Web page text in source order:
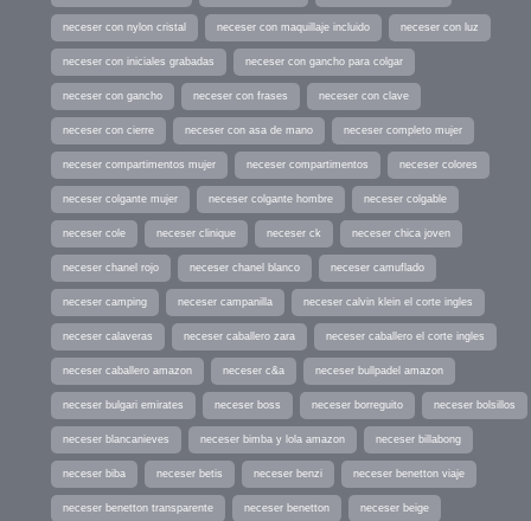
neceser con nylon cristal neceser con maquillaje incluido neceser con luz
neceser con iniciales grabadas neceser con gancho para colgar
neceser con gancho neceser con frases neceser con clave
neceser con cierre neceser con asa de mano neceser completo mujer
neceser compartimentos mujer neceser compartimentos neceser colores
neceser colgante mujer neceser colgante hombre neceser colgable
neceser cole neceser clinique neceser ck neceser chica joven
neceser chanel rojo neceser chanel blanco neceser camuflado
neceser camping neceser campanilla neceser calvin klein el corte ingles
neceser calaveras neceser caballero zara neceser caballero el corte ingles
neceser caballero amazon neceser c&a neceser bullpadel amazon
neceser bulgari emirates neceser boss neceser borreguito neceser bolsillos
neceser blancanieves neceser bimba y lola amazon neceser billabong
neceser biba neceser betis neceser benzi neceser benetton viaje
neceser benetton transparente neceser benetton neceser beige